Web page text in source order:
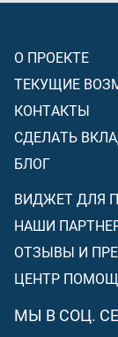
О ПРОЕКТЕ
ТЕКУЩИЕ
КОНТАКТЫ
СДЕЛАТЬ
БЛОГ
ВИДЖЕТ ДЛЯ
НАШИ
ОТЗЫВЫ И
ЦЕНТР
МЫ В СОЦ.